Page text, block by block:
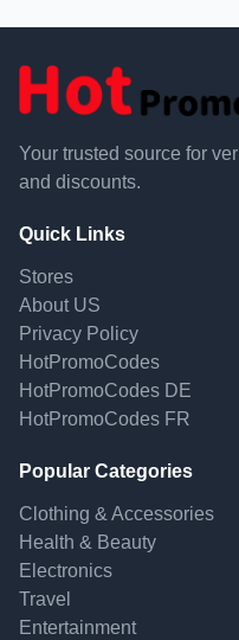
Your trusted source for
and discounts.
Quick Links
Stores
About US
Privacy Policy
HotPromoCodes
HotPromoCodes DE
HotPromoCodes FR
Popular Categories
Clothing & Accessories
Health & Beauty
Electronics
Travel
Entertainment